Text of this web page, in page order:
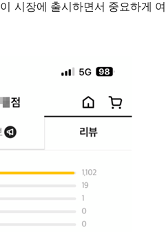
시장에 출시하면서 중요하게 여